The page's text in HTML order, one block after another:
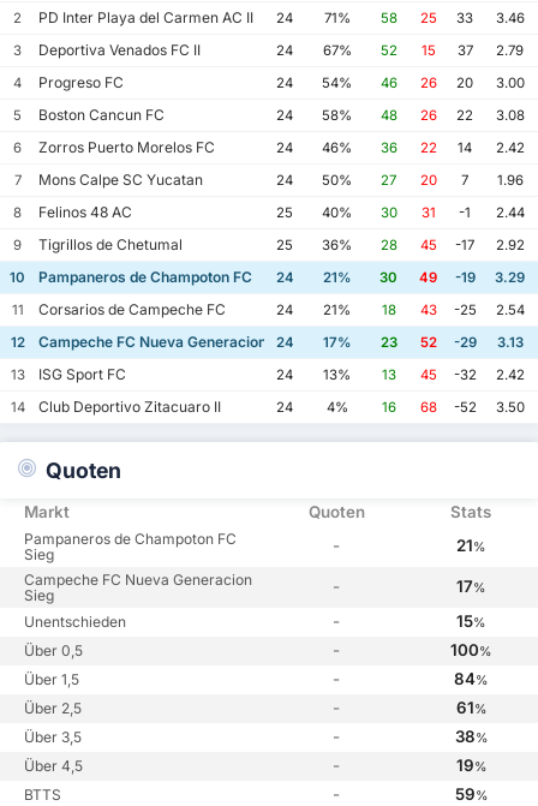
2
PD Inter Playa del Carmen AC II 24 71% 58 25 33
3.46
3
Deportiva Venados FC II 24 67% 52 15 37
2.79
4
Progreso FC 24 54% 46 26 20
3.00
5
Boston Cancun FC 24 58% 48 26 22
3.08
6
Zorros Puerto Morelos FC 24 46% 36 22 14
2.42
7
Mons Calpe SC Yucatan 24 50% 27 20 7
1.96
8
Felinos 48 AC 25 40% 30 31 -1
2.44
9
Tigrillos de Chetumal 25 36% 28 45 -17
2.92
10
Pampaneros de Champoton FC 24 21% 30 49 -19
3.29
11
Corsarios de Campeche FC 24 21% 18 43 -25
2.54
12
Campeche FC Nueva Generacion 24 17% 23 52 -29
3.13
13
ISG Sport FC 24 13% 13 45 -32
2.42
14
Club Deportivo Zitacuaro II 24 4% 16 68 -52 3.50
Quoten
Markt Quoten Stats
Pampaneros de Champoton FC
Sieg
- 21%
Campeche FC Nueva Generacion
Sieg
- 17%
Unentschieden - 15%
Über 0,5 - 100%
Über 1,5 - 84%
Über 2,5 - 61%
Über 3,5 - 38%
Über 4,5 - 19%
BTTS - 59%